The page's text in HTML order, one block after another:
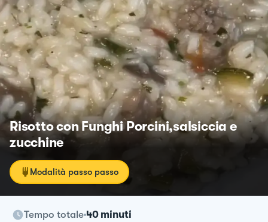
Risotto con Funghi Porcini,salsiccia e
zucchine
Modalità passo passo
Tempo totale 40 minuti